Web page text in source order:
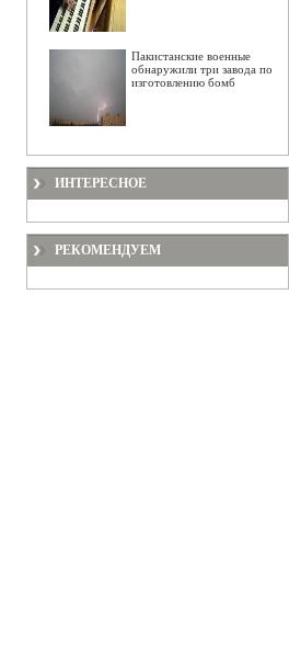
Пакистанские военные
обнаружили три завода по
изготовлению бомб
ИНТЕРЕСНОЕ
РЕКОМЕНДУЕМ